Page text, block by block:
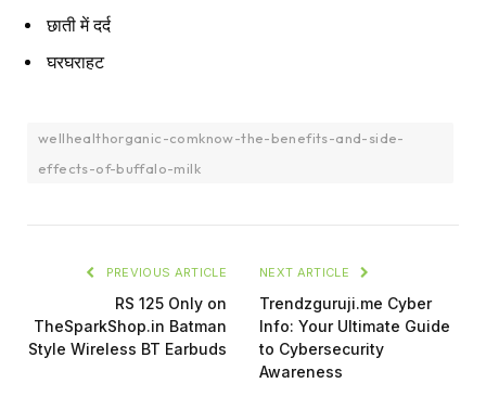
छाती में दर्द
घरघराहट
wellhealthorganic-comknow-the-benefits-and-side-
effects-of-buffalo-milk
PREVIOUS ARTICLE
RS 125 Only on
TheSparkShop.in Batman
Style Wireless BT Earbuds
NEXT ARTICLE
Trendzguruji.me Cyber
Info: Your Ultimate Guide
to Cybersecurity
Awareness